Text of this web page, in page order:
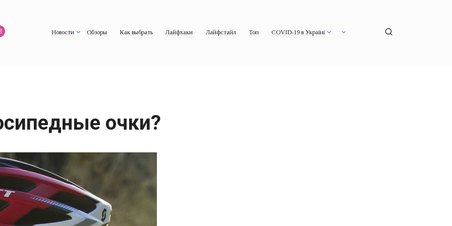
Новости Обзоры Как выбрать Лайфхаки Лайфстайл Топ COVID-19 в Україні
очки?